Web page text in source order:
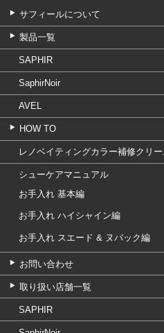
サフィールについて
製品一覧
SAPHIR
SaphirNoir
AVEL
HOW TO
レノベイティングカラー補修クリー
シューケアマニュアル
お手入れ 基本編
お手入れ ハイシャイン編
お手入れ スエード & ヌバック編
お問い合わせ
取り扱い店舗一覧
SAPHIR